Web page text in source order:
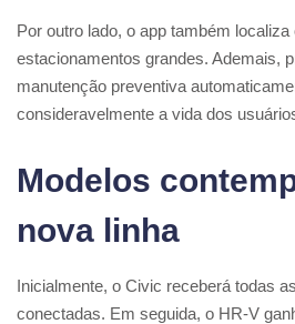
Por outro lado, o app também localiza
estacionamentos grandes. Ademais,
manutenção preventiva
consideravelmente a vida dos
Modelos
nova linha
Inicialmente, o Civic receberá todas
conectadas. Em seguida, o HR-V